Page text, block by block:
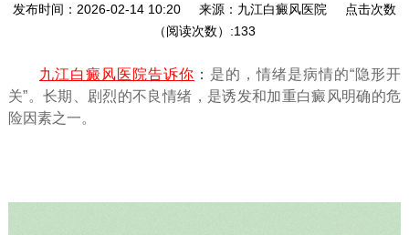
发布时间：2026-02-14 10:20 来源：九江白癜风医院
点击次数
（阅读次数）:133
九江白癜风医院告诉你 ： 是的，情绪是病情的“隐形开
关”。长期、剧烈的不良情绪，是诱发和加重白癜风明确的危
险因素之一。